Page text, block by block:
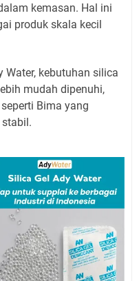
kemasan. Hal ini
produk skala kecil
Water, kebutuhan silica
mudah dipenuhi,
Bima yang